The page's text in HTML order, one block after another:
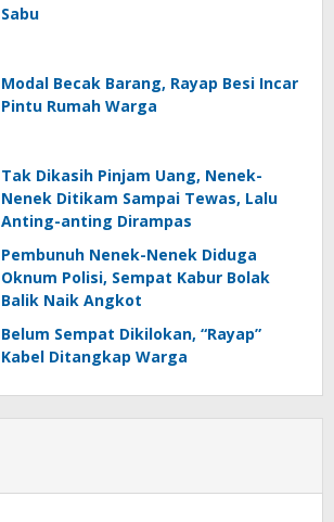
Sabu
Modal Becak Barang, Rayap Besi Incar
Pintu Rumah Warga
Tak Dikasih Pinjam Uang, Nenek-
Nenek Ditikam Sampai Tewas, Lalu
Anting-anting Dirampas
Pembunuh Nenek-Nenek Diduga
Oknum Polisi, Sempat Kabur Bolak
Balik Naik Angkot
Belum Sempat Dikilokan, “Rayap”
Kabel Ditangkap Warga